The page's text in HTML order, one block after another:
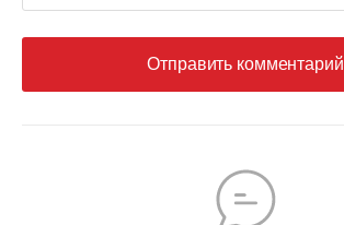
Отправить комментарий